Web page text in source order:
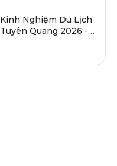
Kinh Nghiệm Du Lịch
Tuyên Quang 2026 -